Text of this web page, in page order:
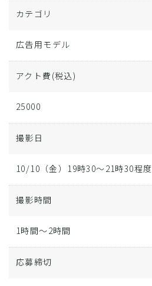
カテゴリ
広告用モデル
アクト費 (税込)
25000
撮影日
10/10（金）19時30〜21時30程度
撮影時間
1時間～2時間
応募締切